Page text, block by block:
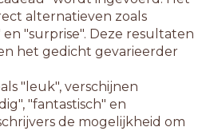
alternatieven zoals
"surprise". Deze resultaten
het gedicht gevarieerder
"leuk", verschijnen
"fantastisch" en
de mogelijkheid om